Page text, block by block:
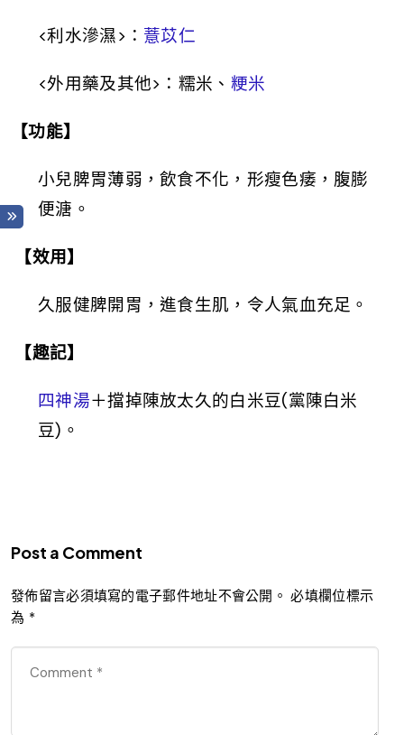
<利水滲濕> ： 薏苡仁
<外用藥及其他> ：糯米、 粳米
【功能】
小兒脾胃薄弱，飲食不化，形瘦色痿，腹膨
便溏。
【效用】
久服健脾開胃，進食生肌，令人氣血充足。
【趣記】
四神湯＋擋掉陳放太久的白米豆(黨陳白米
豆)。
Post a Comment
發佈留言必須填寫的電子郵件地址不會公開。 必填欄位標示
為 *